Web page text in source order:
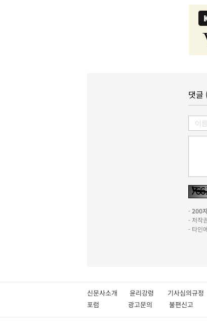
댓글
-200
- 저작
- 타인
신문사소개 윤리강령 기사심의규
포럼
광고문의 불편신고